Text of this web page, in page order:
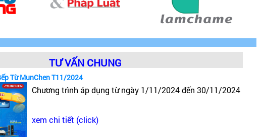
TƯ VẤN CHUNG
Từ MunChen T11/2024
Chương trình áp dụng từ ngày 1/11/2024 đến 30/11/2024
xem chi tiết (click)